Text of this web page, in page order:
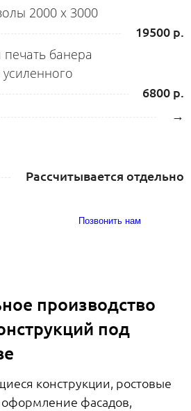
2000 х 3000
19500 р.
банера
6800 р.
→
Рассчитывается отдельно
Позвонить нам
производство
под
конструкции, ростовые
оформление фасадов,